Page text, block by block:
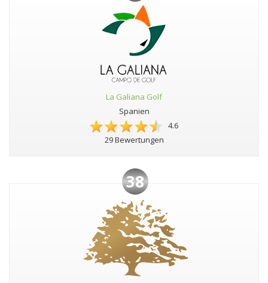
La Galiana Golf
Spanien
4.6
29 Bewertungen
38